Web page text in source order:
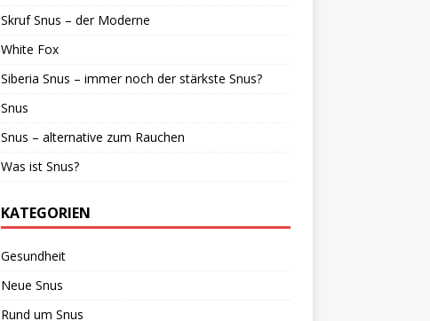
Skruf Snus – der Moderne
White Fox
Siberia Snus – immer noch der stärkste Snus?
Snus
Snus – alternative zum Rauchen
Was ist Snus?
KATEGORIEN
Gesundheit
Neue Snus
Rund um Snus